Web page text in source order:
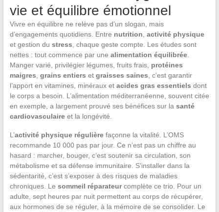
vie et équilibre émotionnel
Vivre en équilibre ne relève pas d’un slogan, mais
d’engagements quotidiens. Entre nutrition activité physique
et gestion du stress , chaque geste compte. Les études sont
nettes : tout commence par une alimentation équilibrée.
Manger varié, privilégier légumes, fruits frais, protéines
maigres grains entiers et graisses saines , c’est garantir
l’apport en vitamines, minéraux et acides gras essentiels dont
le corps a besoin. L’alimentation méditerranéenne, souvent citée
en exemple, a largement prouvé ses bénéfices sur la santé
cardiovasculaireet la longévité.
L’activité physique régulièrefaçonne la vitalité. L’OMS
recommande 10 000 pas par jour. Ce n’est pas un chiffre au
hasard : marcher, bouger, c’est soutenir sa circulation, son
métabolisme et sa défense immunitaire. S’installer dans la
sédentarité, c’est s’exposer à des risques de maladies
chroniques. Le sommeil réparateurcomplète ce trio. Pour un
adulte, sept heures par nuit permettent au corps de récupérer,
aux hormones de se réguler, à la mémoire de se consolider. Le